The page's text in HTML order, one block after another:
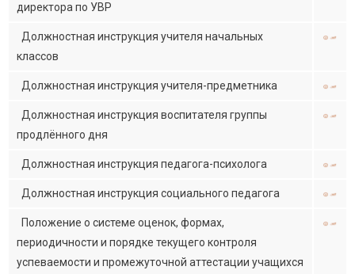
директора по УВР
Должностная инструкция учителя начальных
классов
Должностная инструкция учителя-предметника
Должностная инструкция воспитателя группы
продлённого дня
Должностная инструкция педагога-психолога
Должностная инструкция социального педагога
Положение о системе оценок, формах,
периодичности и порядке текущего контроля
успеваемости и промежуточной аттестации учащихся